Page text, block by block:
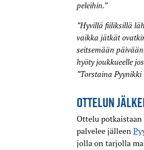
peleihin.”
”Hyvillä fiiliksillä
vaikka jätkät
seitsemään
hyöty joukkueelle
”Torstaina Pyynikki
OTTELUN
Ottelu
palvelee jälleen
jolla on tarjolla